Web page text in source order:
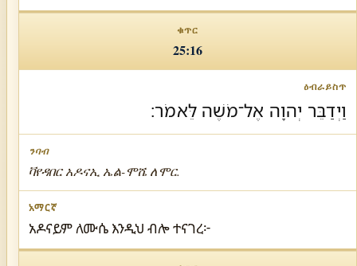
25:16
וַיְדַבֵּר יְהוָה אֶל־מֹשֶׁה לֵּאמֹר׃
ቫየዳበር አዶናኢ ኤል-ሞሼ ለሞር.
አዶናይም ለሙሴ እንዲህ ብሎ ተናገረ፦